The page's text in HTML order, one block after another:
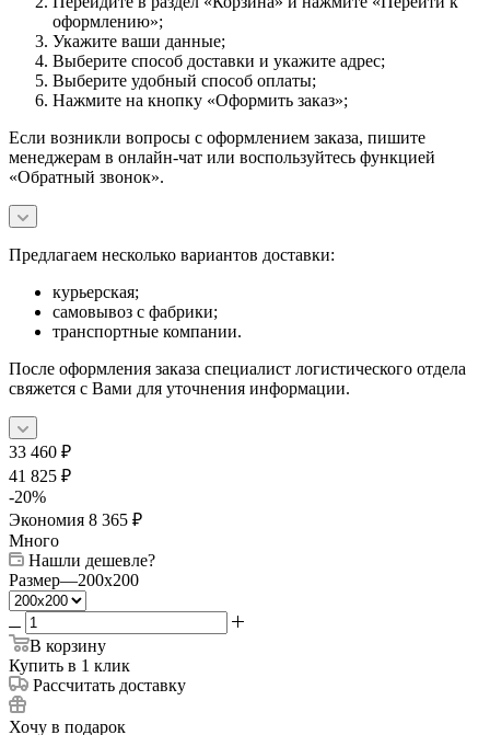
оформлению»;
Укажите ваши данные;
Выберите способ доставки и укажите адрес;
Выберите удобный способ оплаты;
Нажмите на кнопку «Оформить заказ»;
Если возникли вопросы с оформлением заказа, пишите
менеджерам в онлайн-чат или воспользуйтесь функцией
«Обратный звонок».
Предлагаем несколько вариантов доставки:
курьерская;
самовывоз с фабрики;
транспортные компании.
После оформления заказа специалист логистического отдела
свяжется с Вами для уточнения информации.
33 460 ₽
41 825 ₽
-20%
Экономия 8 365 ₽
Много
Нашли дешевле?
Размер—200x200
В корзину
Купить в 1 клик
Рассчитать доставку
Хочу в подарок